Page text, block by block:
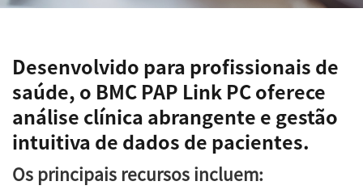
Desenvolvido para profissionais de
saúde, o BMC PAP Link PC oferece
análise clínica abrangente e gestão
intuitiva de dados de pacientes.
Os principais recursos incluem: